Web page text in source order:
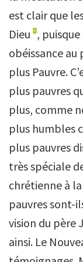
est clair que
Dieu 8,
obéissance
plus Pauvre.
plus pauvres
plus, comme
plus humbles
plus pauvres
très spéciale
chrétienne à
pauvres sont-
vision du père
ainsi. Le